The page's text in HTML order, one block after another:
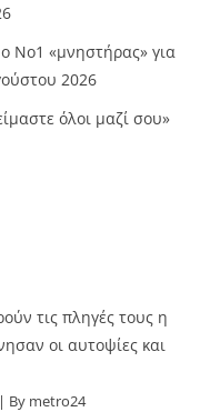
Νο1 «μνηστήρας» για
2026
όλοι μαζί σου»
τις πληγές τους η
οι αυτοψίες και
By metro24